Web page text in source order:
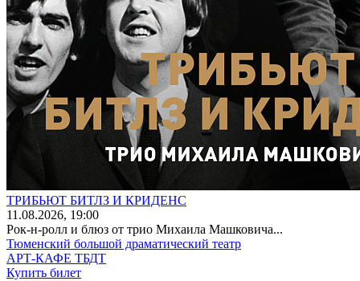
ТРИБЬЮТ БИТЛЗ И КРИДЕНС
11 .08.2026, 19:00
Рок-н-ролл и блюз от трио Михаила Машковича...
Тюменский большой драматический театр
АРТ-КАФЕ ТБДТ
Купить билет